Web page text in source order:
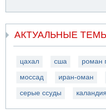
АКТУАЛЬНЫЕ
цахал сша роман
моссад иран-оман
серые ссуды каландия